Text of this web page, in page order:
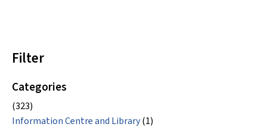
Filter
Categories
(323)
Information Centre and Library(1)